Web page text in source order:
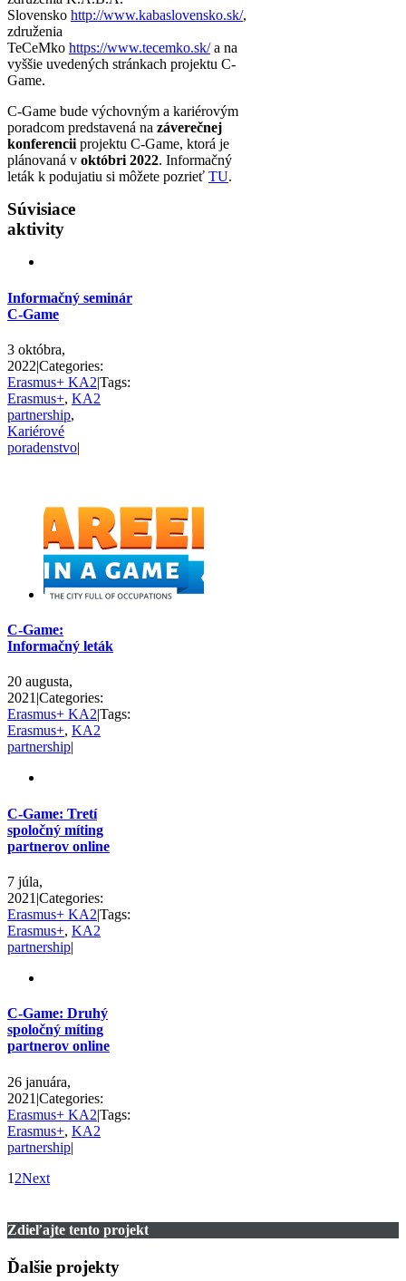
Slovensko http://www.kabaslovensko.sk/,
združenia
TeCeMko https://www.tecemko.sk/a na
vyššie uvedených stránkach projektu C-
Game.
C-Game bude výchovným a kariérovým
poradcom predstavená na záverečnej
konferenciiprojektu C-Game, ktorá je
plánovaná v októbri 2022. Informačný
leták k podujatiu si môžete pozrieť TU.
Súvisiace
aktivity
Informačný seminár
C-Game
3 októbra,
2022|Categories:
Erasmus+ KA2|Tags:
Erasmus+, KA2
partnership,
Kariérové
poradenstvo|
C-Game:
Informačný leták
20 augusta,
2021 Categories:
Erasmus+ KA2Tags:
Erasmus+, KA2
partnership
C-Game: Tretí
spoločný míting
partnerov online
7 júla,
2021 |Categories:
Erasmus+ KA2|Tags:
Erasmus+, KA2
partnership|
C-Game: Druhý
spoločný míting
partnerov online
26 januára,
2021 |Categories:
Erasmus+ KA2|Tags:
Erasmus+, KA2
partnership|
1 2Next
Zdieľajte tento projekt
Ďalšie projekty